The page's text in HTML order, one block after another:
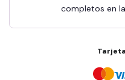
completos en